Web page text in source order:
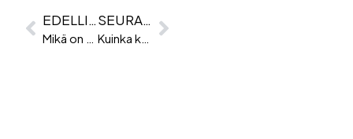
EDELLINEN SEURAAVA
Kuinka keskustella palkasta?